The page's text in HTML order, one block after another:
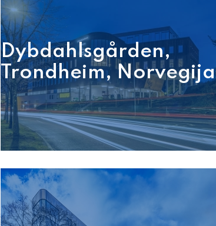
Dybdahlsgården,
Trondheim, Norvegija